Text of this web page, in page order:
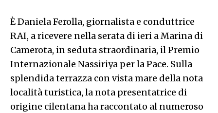
È Daniela Ferolla, giornalista e conduttrice
RAI, a ricevere nella serata di ieri a Marina di
Camerota, in seduta straordinaria, il Premio
Internazionale Nassiriya per la Pace. Sulla
splendida terrazza con vista mare della nota
località turistica, la nota presentatrice di
origine cilentana ha raccontato al numeroso